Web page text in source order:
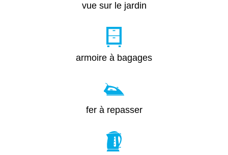
vue sur le jardin
armoire à bagages
fer à repasser